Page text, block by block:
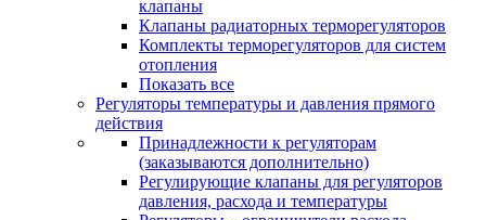
клапаны
Клапаны радиаторных терморегуляторов
Комплекты терморегуляторов для систем
отопления
Показать все
Регуляторы температуры и давления прямого
действия
Принадлежности к регуляторам
(заказываются дополнительно)
Регулирующие клапаны для регуляторов
давления, расхода и температуры